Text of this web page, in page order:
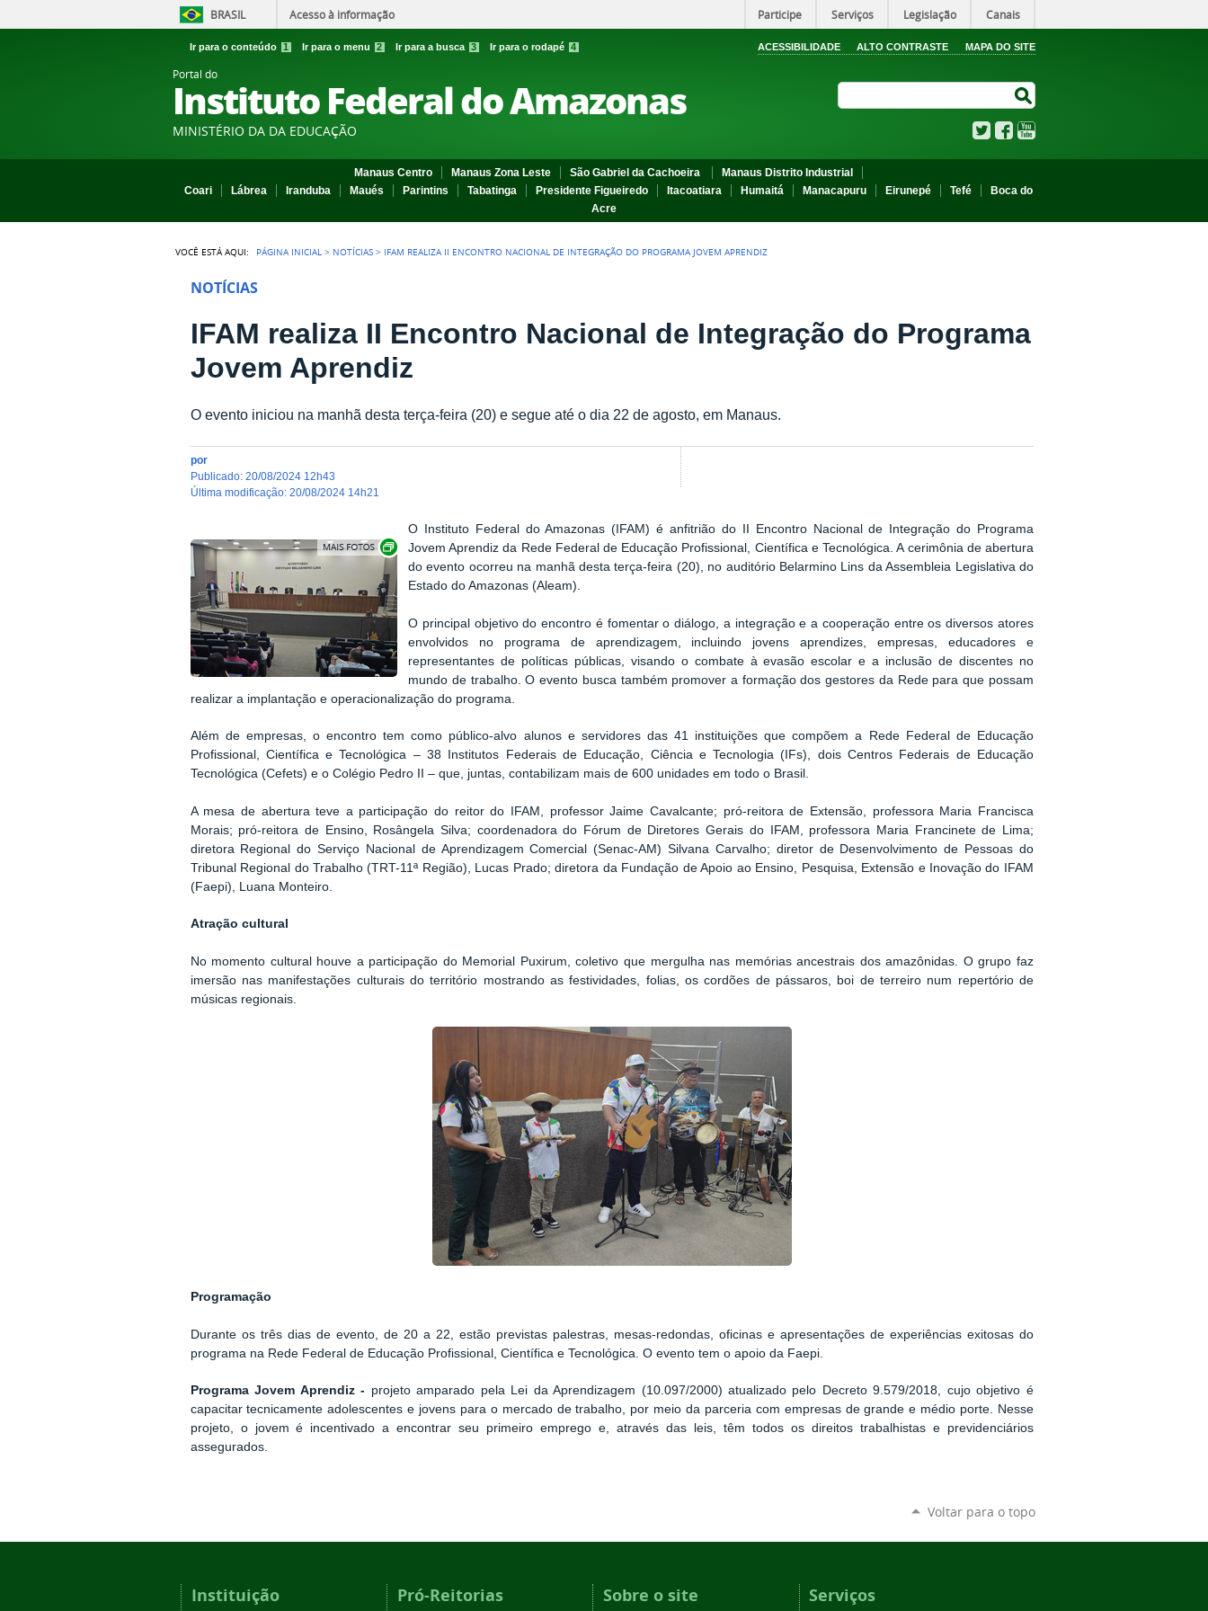
BRASIL Acesso à informação Participe Serviços Legislação Canais
Ir para o conteúdo 1 Ir para o menu 2 Ir para a busca 3 Ir para o rodapé 4 ACESSIBILIDADE ALTO CONTRASTE MAPA DO SITE
Portal do
Instituto Federal do Amazonas
MINISTÉRIO DA DA EDUCAÇÃO TwitterFacebook
Manaus Centro Manaus Zona Leste São Gabriel da Cachoeira
Manaus Distrito Industrial
Coari
Lábrea Iranduba Maués Parintins Tabatinga Presidente Figueiredo Itacoatiara Humaitá Manacapuru Eirunepé Tefé
Boca do
Acre
VOCÊ ESTÁ AQUI: PÁGINA INICIAL > NOTÍCIAS > IFAM REALIZA II ENCONTRO NACIONAL DE INTEGRAÇÃO DO PROGRAMA JOVEM APRENDIZ
NOTÍCIAS
IFAM realiza II Encontro Nacional de Integração do Programa
Jovem Aprendiz
O evento iniciou na manhã desta terça-feira (20) e segue até o dia 22 de agosto, em Manaus.
por
publicado: 20/08/2024 12h43
última modificação: 20/08/2024 14h21
Show image carousel
O Instituto Federal do Amazonas (IFAM) é anfitrião do II Encontro Nacional de Integração do Programa
Jovem Aprendiz da Rede Federal de Educação Profissional, Científica e Tecnológica. A cerimônia de abertura
do evento ocorreu na manhã desta terça-feira (20), no auditório Belarmino Lins da Assembleia Legislativa do
Estado do Amazonas (Aleam).
O principal objetivo do encontro é fomentar o diálogo, a integração e a cooperação entre os diversos atores
envolvidos no programa de aprendizagem, incluindo jovens aprendizes, empresas, educadores e
representantes de políticas públicas, visando o combate à evasão escolar e a inclusão de discentes no
mundo de trabalho. O evento busca também promover a formação dos gestores da Rede para que possam
realizar a implantação e operacionalização do programa.
Além de empresas, o encontro tem como público-alvo alunos e servidores das 41 instituições que compõem a Rede Federal de Educação
Profissional, Científica e Tecnológica – 38 Institutos Federais de Educação, Ciência e Tecnologia (IFs), dois Centros Federais de Educação
Tecnológica (Cefets) e o Colégio Pedro II – que, juntas, contabilizam mais de 600 unidades em todo o Brasil.
A mesa de abertura teve a participação do reitor do IFAM, professor Jaime Cavalcante; pró-reitora de Extensão, professora Maria Francisca
Morais; pró-reitora de Ensino, Rosângela Silva; coordenadora do Fórum de Diretores Gerais do IFAM, professora Maria Francinete de Lima;
diretora Regional do Serviço Nacional de Aprendizagem Comercial (Senac-AM) Silvana Carvalho; diretor de Desenvolvimento de Pessoas do
Tribunal Regional do Trabalho (TRT-11ª Região), Lucas Prado; diretora da Fundação de Apoio ao Ensino, Pesquisa, Extensão e Inovação do IFAM
(Faepi), Luana Monteiro.
Atração cultural
No momento cultural houve a participação do Memorial Puxirum, coletivo que mergulha nas memórias ancestrais dos amazônidas. O grupo faz
imersão nas manifestações culturais do território mostrando as festividades, folias, os cordões de pássaros, boi de terreiro num repertório de
músicas regionais.
Programação
Durante os três dias de evento, de 20 a 22, estão previstas palestras, mesas-redondas, oficinas e apresentações de experiências exitosas do
programa na Rede Federal de Educação Profissional, Científica e Tecnológica. O evento tem o apoio da Faepi.
Programa Jovem Aprendiz - projeto amparado pela Lei da Aprendizagem (10.097/2000) atualizado pelo Decreto 9.579/2018, cujo objetivo é
capacitar tecnicamente adolescentes e jovens para o mercado de trabalho, por meio da parceria com empresas de grande e médio porte. Nesse
projeto, o jovem é incentivado a encontrar seu primeiro emprego e, através das leis, têm todos os direitos trabalhistas e previdenciários
assegurados.
Voltar para o topo
Instituição Pró-Reitorias Sobre o site Serviços